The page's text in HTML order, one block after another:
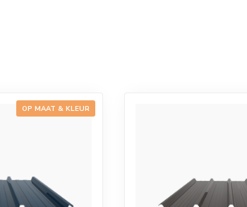
OP MAAT & KLEUR